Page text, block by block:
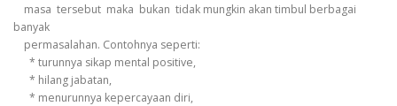
masa tersebut maka bukan tidak mungkin akan timbul berbagai
banyak
permasalahan. Contohnya seperti:
* turunnya sikap mental positive,
* hilang jabatan,
* menurunnya kepercayaan diri,